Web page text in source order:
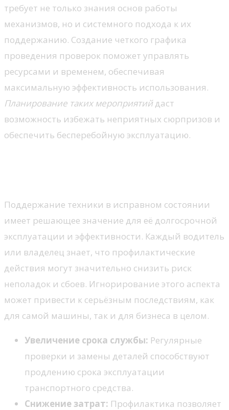
требует не только знания основ работы
механизмов, но и системного подхода к их
поддержанию. Создание четкого графика
проведения проверок поможет управлять
ресурсами и временем, обеспечивая
максимальную эффективность использования.
Планирование таких мероприятийдаст
возможность избежать неприятных сюрпризов и
обеспечить бесперебойную эксплуатацию.
Поддержание техники в исправном состоянии
имеет решающее значение для её долгосрочной
эксплуатации и эффективности. Каждый водитель
или владелец знает, что профилактические
действия могут значительно снизить риск
неполадок и сбоев. Игнорирование этого аспекта
может привести к серьёзным последствиям, как
для самой машины, так и для бизнеса в целом.
Увеличение срока службы: Регулярные
проверки и замены деталей способствуют
продлению срока эксплуатации
транспортного средства.
Снижение затрат: Профилактика позволяет